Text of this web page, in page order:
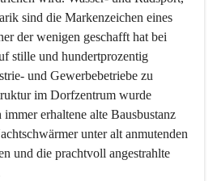
sind die Markenzeichen eines
der wenigen geschafft hat bei
stille und hundertprozentig
und Gewerbebetriebe zu
im Dorfzentrum wurde
erhaltene alte Bausbustanz
unter alt anmutenden
und die prachtvoll angestrahlte